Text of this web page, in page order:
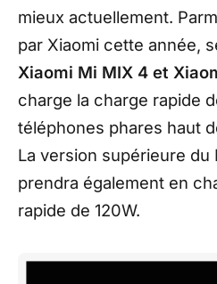
mieux actuellement.
par Xiaomi cette année,
Xiaomi Mi MIX 4 et
charge la charge rapide
téléphones phares haut
La version supérieure du
prendra également en
rapide de 120W.